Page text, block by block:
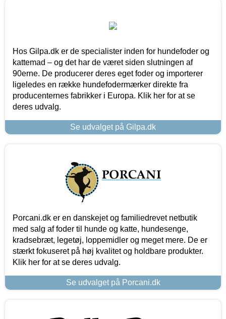
Hos Gilpa.dk er de specialister inden for hundefoder og
kattemad – og det har de været siden slutningen af
90erne. De producerer deres eget foder og importerer
ligeledes en række hundefodermærker direkte fra
producenternes fabrikker i Europa. Klik her for at se
deres udvalg.
Se udvalget på Gilpa.dk
Porcani.dk er en danskejet og familiedrevet netbutik
med salg af foder til hunde og katte, hundesenge,
kradsebræt, legetøj, loppemidler og meget mere. De er
stærkt fokuseret på høj kvalitet og holdbare produkter.
Klik her for at se deres udvalg.
Se udvalget på Porcani.dk